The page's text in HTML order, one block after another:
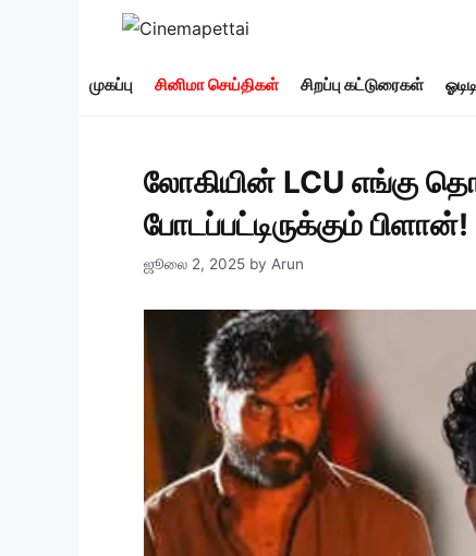
முகப்பு சினிமா செய்திகள் சிறப்பு கட்டுரைகள் ஓடிடி
லோகியின் LCU எங்கு
போடப்பட்டிருக்கும் பிளான்!
ஜூலை 2, 2025 by Arun